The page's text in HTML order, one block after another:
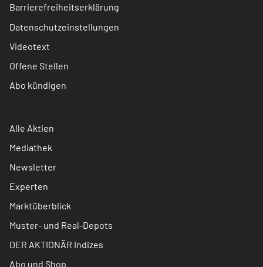
Barrierefreiheitserklärung
Datenschutzeinstellungen
Videotext
Offene Stellen
Abo kündigen
Alle Aktien
Mediathek
Newsletter
Experten
Marktüberblick
Muster- und Real-Depots
DER AKTIONÄR Indizes
Abo und Shop